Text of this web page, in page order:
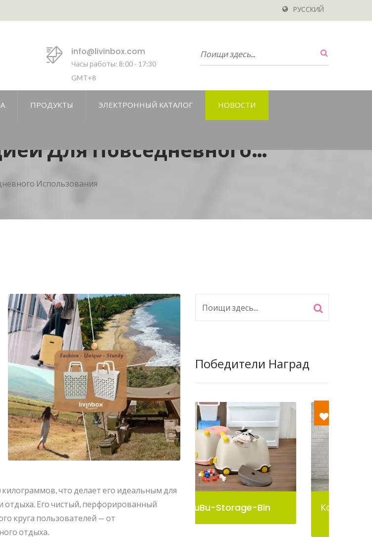
РУССКИЙ
info@livinbox.com
Часы работы: 8:00 - 17:30
GMT+8
ПРОДУКТЫ ЭЛЕКТРОННЫЙ КАТАЛОГ НОВОСТИ
Для Повседневного
Использования
что делает его идеальным для
отдыха. Его чистый, перфорированный
круга пользователей — от
отдыха.
Победители Наград
BuBu-Storage-Bin
Контейнер Для Хранения